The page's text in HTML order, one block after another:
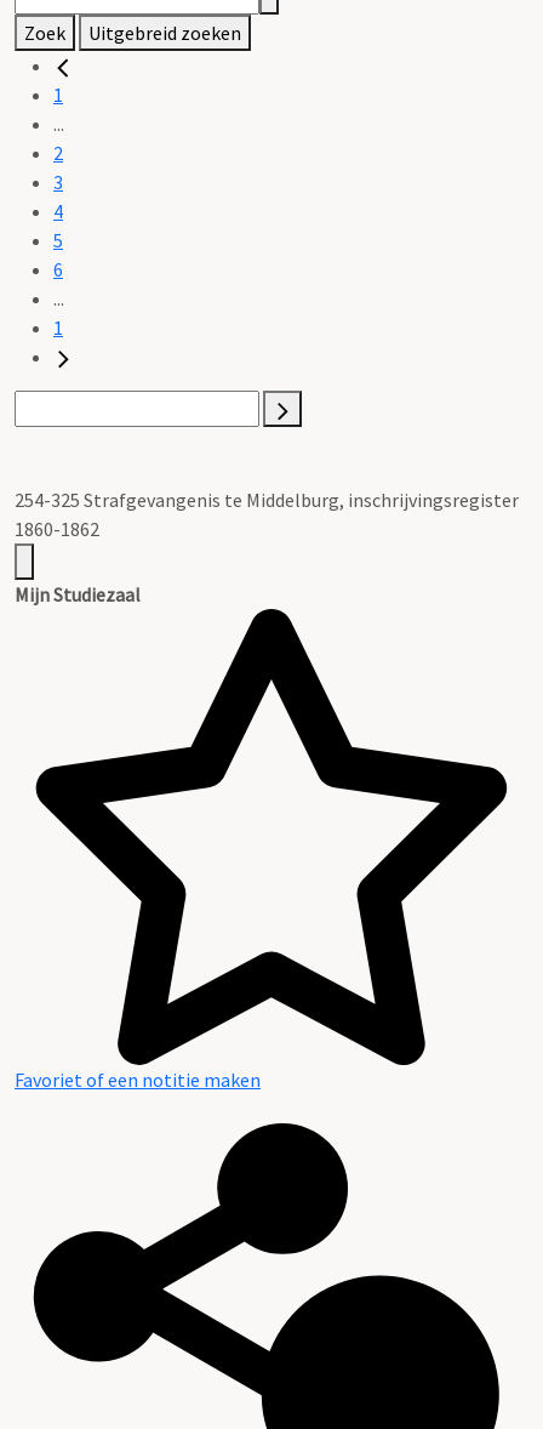
Zoek Uitgebreid zoeken
1
...
2
3
4
5
6
...
1
254-325 Strafgevangenis te Middelburg, inschrijvingsregister
1860-1862
Mijn Studiezaal
Favoriet of een notitie maken